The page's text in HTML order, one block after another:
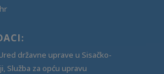
državne uprave u Sisačko-
Služba za opću upravu